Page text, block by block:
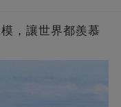
，讓世界都羨慕